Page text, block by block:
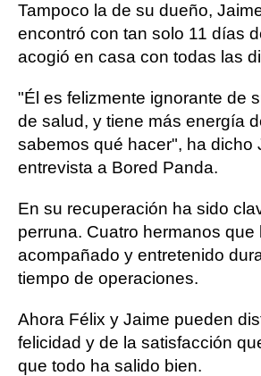
Tampoco la de su dueño,
encontró con tan solo 11 días
acogió en casa con todas las
"Él es felizmente ignorante de
de salud, y tiene más energía
sabemos qué hacer", ha dicho
entrevista a Bored Panda.
En su recuperación ha sido
perruna. Cuatro hermanos que
acompañado y entretenido
tiempo de operaciones.
Ahora Félix y Jaime pueden
felicidad y de la satisfacción
que todo ha salido bien.